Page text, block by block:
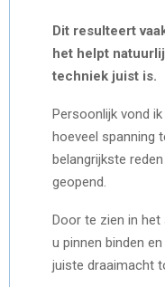
Dit resulteert
het helpt
techniek juist is.
Persoonlijk vond
hoeveel spanning
belangrijkste
geopend.
Door te zien in
u pinnen binden
juiste draaimacht